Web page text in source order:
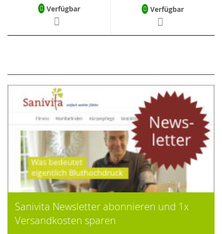
Verfügbar Verfügbar
Sanivita Newsletter abonnieren und 1x
Versandkosten sparen